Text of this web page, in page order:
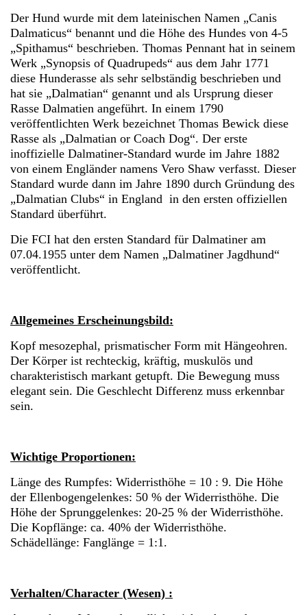
Der Hund wurde mit dem lateinischen Namen „Canis
Dalmaticus“ benannt und die Höhe des Hundes von 4-5
„Spithamus“ beschrieben. Thomas Pennant hat in seinem
Werk „Synopsis of Quadrupeds“ aus dem Jahr 1771
diese Hunderasse als sehr selbständig beschrieben und
hat sie „Dalmatian“ genannt und als Ursprung dieser
Rasse Dalmatien angeführt. In einem 1790
veröffentlichten Werk bezeichnet Thomas Bewick diese
Rasse als „Dalmatian or Coach Dog“. Der erste
inoffizielle Dalmatiner-Standard wurde im Jahre 1882
von einem Engländer namens Vero Shaw verfasst. Dieser
Standard wurde dann im Jahre 1890 durch Gründung des
„Dalmatian Clubs“ in England in den ersten offiziellen
Standard überführt.
Die FCI hat den ersten Standard für Dalmatiner am
07.04.1955 unter dem Namen „Dalmatiner Jagdhund“
veröffentlicht.
Allgemeines Erscheinungsbild:
Kopf mesozephal, prismatischer Form mit Hängeohren.
Der Körper ist rechteckig, kräftig, muskulös und
charakteristisch markant getupft. Die Bewegung muss
elegant sein. Die Geschlecht Differenz muss erkennbar
sein.
Wichtige Proportionen:
Länge des Rumpfes: Widerristhöhe = 10 : 9. Die Höhe
der Ellenbogengelenkes: 50 % der Widerristhöhe. Die
Höhe der Sprunggelenkes: 20-25 % der Widerristhöhe.
Die Kopflänge: ca. 40% der Widerristhöhe.
Schädellänge: Fanglänge = 1:1.
Verhalten/Character (Wesen) :